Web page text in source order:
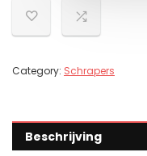
Category: Schrapers
Beschrijving